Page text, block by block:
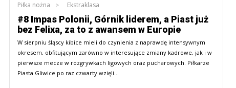
Piłka nożna Ekstraklasa
#8 Impas Polonii, Górnik liderem, a Piast już
bez Felixa, za to z awansem w Europie
W sierpniu śląscy kibice mieli do czynienia z naprawdę intensywnym
okresem, obfitującym zarówno w interesujące zmiany kadrowe, jak i w
pierwsze mecze w rozgrywkach ligowych oraz pucharowych. Piłkarze
Piasta Gliwice po raz czwarty wzięli…